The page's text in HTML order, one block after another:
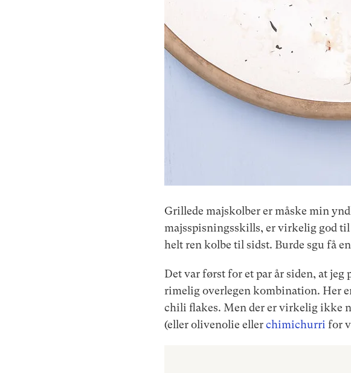
Grillede majskolber er måske min
majsspisningsskills, er virkelig god til
helt ren kolbe til sidst. Burde sgu få
Det var først for et par år siden, at jeg
rimelig overlegen kombination. Her
chili flakes. Men der er virkelig ikke
(eller olivenolie ellerchimichurri for